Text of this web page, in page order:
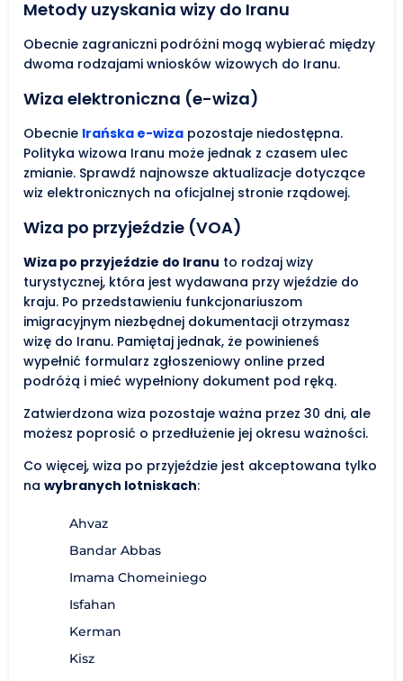
Metody uzyskania wizy do Iranu
Obecnie zagraniczni podróżni mogą wybierać między
dwoma rodzajami wniosków wizowych do Iranu.
Wiza elektroniczna (e-wiza)
Obecnie Irańska e-wiza pozostaje niedostępna.
Polityka wizowa Iranu może jednak z czasem ulec
zmianie. Sprawdź najnowsze aktualizacje dotyczące
wiz elektronicznych na oficjalnej stronie rządowej.
Wiza po przyjeździe (VOA)
Wiza po przyjeździe do Iranu to rodzaj wizy
turystycznej, która jest wydawana przy wjeździe do
kraju. Po przedstawieniu funkcjonariuszom
imigracyjnym niezbędnej dokumentacji otrzymasz
wizę do Iranu. Pamiętaj jednak, że powinieneś
wypełnić formularz zgłoszeniowy online przed
podróżą i mieć wypełniony dokument pod ręką.
Zatwierdzona wiza pozostaje ważna przez 30 dni, ale
możesz poprosić o przedłużenie jej okresu ważności.
Co więcej, wiza po przyjeździe jest akceptowana tylko
na wybranych lotniskach:
Ahvaz
Bandar Abbas
Imama Chomeiniego
Isfahan
Kerman
Kisz